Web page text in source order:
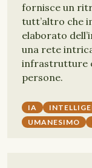
fornisce un
tutt’altro che
elaborato
una rete
infrastrutture
persone.
IA
UMANESIMO